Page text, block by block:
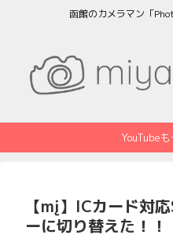
函館のカメラマン「
YouTube
【mį】ICカード対
ーに切り替えた！！